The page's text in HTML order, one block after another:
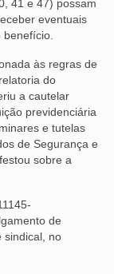
41 e 47) possam
eventuais
às regras de
do
a cautelar
previdenciária
e tutelas
de Segurança e
sobre a
de
sindical, no